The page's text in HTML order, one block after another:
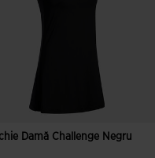
Damă Challenge Negru